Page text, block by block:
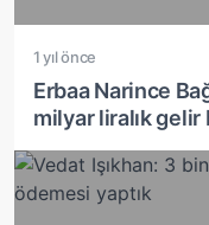
1 yıl önce
Erbaa Narince
milyar liralık